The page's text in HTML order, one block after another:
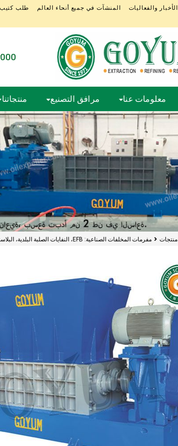
الأخبار والفعاليات المنشآت في جميع أنحاء العالم طلب كتيب
معلومات عنا مرافق التصنيع منتجاتنا
منتجات مفرمات المخلفات الصناعية: EFB، النفايات الصلبة البلدية، البلاستيك والمخلفات الصناعية